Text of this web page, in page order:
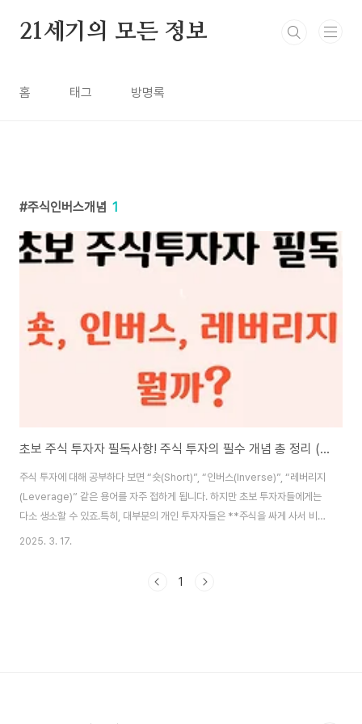
21세기의 모든 정보
홈 태그 방명록
주식인버스개념 1
초보 주식 투자자 필독사항! 주식 투자의 필수 개념 총 정리 (숏, 인버스, 레버리지 까지)
주식 투자에 대해 공부하다 보면 “숏(Short)”, “인버스(Inverse)”, “레버리지
(Leverage)” 같은 용어를 자주 접하게 됩니다. 하지만 초보 투자자들에게는
다소 생소할 수 있죠.특히, 대부분의 개인 투자자들은 **주식을 싸게 사서 비싸
게 파는 방식(롱 포지션, Long Position)**을 주로 활용합니다. 하지만 주식
을 내는 방법도 알아둘 필요가 있습니다.그런 의미에서 “숏”과 “인버스” 전략
2025. 3. 17.
1